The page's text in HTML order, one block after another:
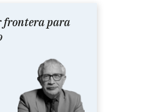
frontera para